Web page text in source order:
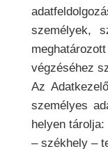
személyek,
végzéséhez
Az
személyes
helyen tárolja:
– székhely –